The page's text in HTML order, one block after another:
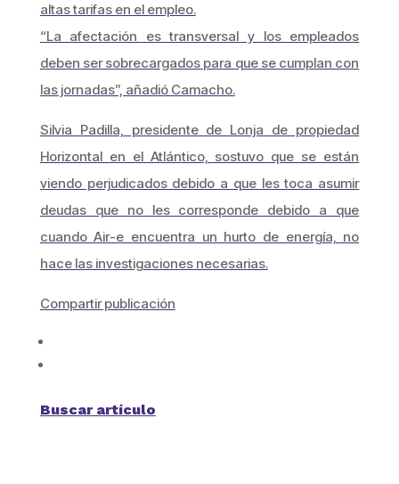
altas tarifas en el empleo.
“La afectación es transversal y los empleados
deben ser sobrecargados para que se cumplan con
las jornadas”, añadió Camacho.
Silvia Padilla, presidente de Lonja de propiedad
Horizontal en el Atlántico, sostuvo que se están
viendo perjudicados debido a que les toca asumir
deudas que no les corresponde debido a que
cuando Air-e encuentra un hurto de energía, no
hace las investigaciones necesarias.
Compartir publicación
Buscar artículo